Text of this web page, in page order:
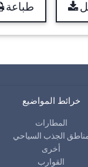
طباعة
خرائط المواضيع
المطارات
الجذب السياحي
أخرى
القوارب